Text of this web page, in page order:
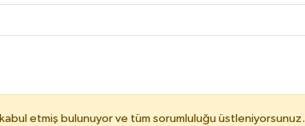
kabul etmiş bulunuyor ve tüm sorumluluğu üstleniyorsunuz.